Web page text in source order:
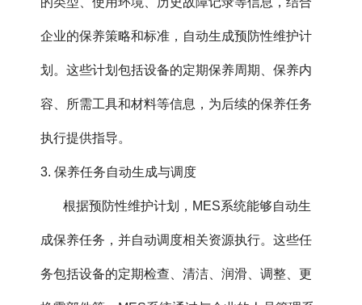
企业的保养策略和标准，自动生成预防性维护计
划。这些计划包括设备的定期保养周期、保养内
容、所需工具和材料等信息，为后续的保养任务
执行提供指导。
3. 保养任务自动生成与调度
根据预防性维护计划，MES系统能够自动生
成保养任务，并自动调度相关资源执行。这些任
务包括设备的定期检查、清洁、润滑、调整、更